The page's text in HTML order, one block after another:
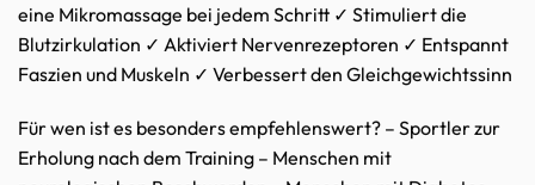
eine Mikromassage bei jedem Schritt ✓ Stimuliert die
Blutzirkulation ✓ Aktiviert Nervenrezeptoren ✓ Entspannt
Faszien und Muskeln ✓ Verbessert den Gleichgewichtssinn
Für wen ist es besonders empfehlenswert? – Sportler zur
Erholung nach dem Training – Menschen mit